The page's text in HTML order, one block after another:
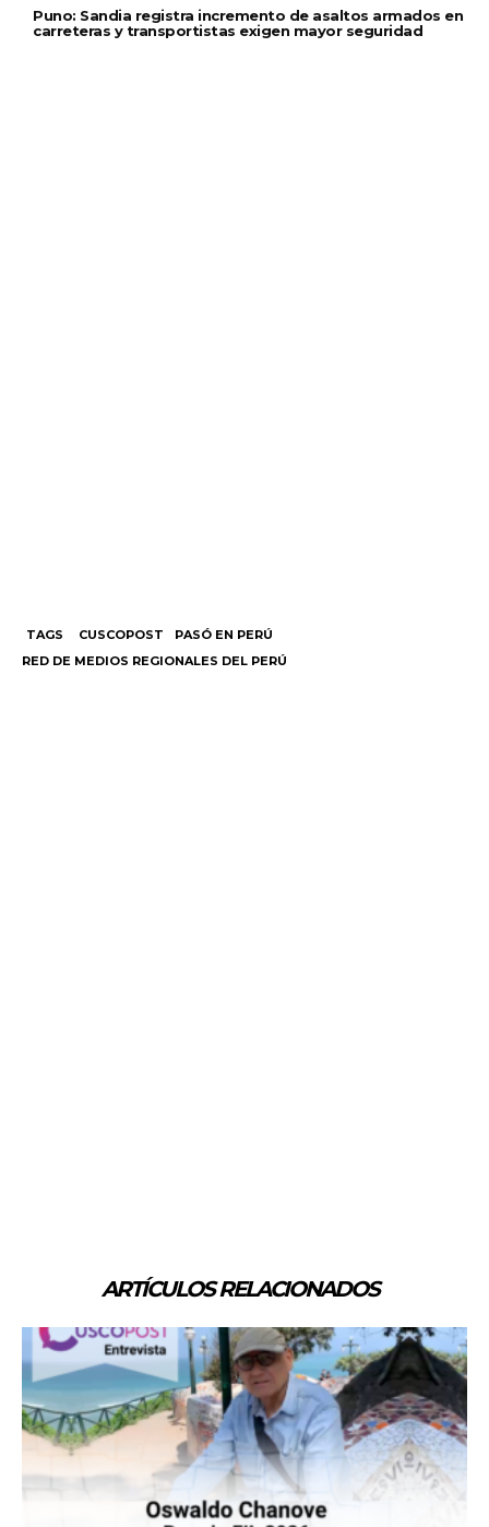
Puno: Sandia registra incremento de asaltos armados en
carreteras y transportistas exigen mayor seguridad
TAGS CUSCOPOST
PASÓ EN PERÚ
RED DE MEDIOS REGIONALES DEL PERÚ
ARTÍCULOS RELACIONADOS